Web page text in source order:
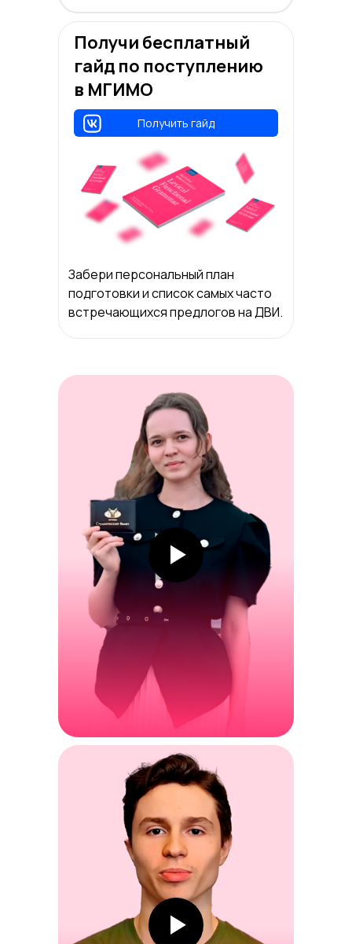
Получи бесплатный
гайд по поступлению
в МГИМО
Получи
Получить гайд
Забери персональный план
подготовки и список самых часто
встречающихся предлогов на ДВИ.